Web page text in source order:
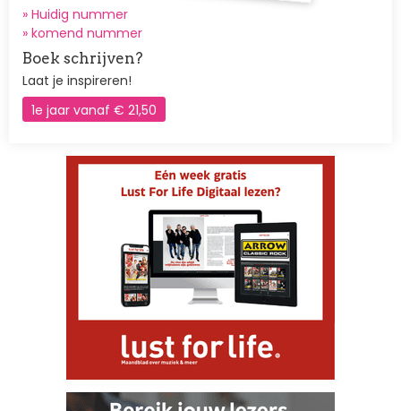
» Huidig nummer
» komend nummer
Boek schrijven?
Laat je inspireren!
1e jaar vanaf € 21,50